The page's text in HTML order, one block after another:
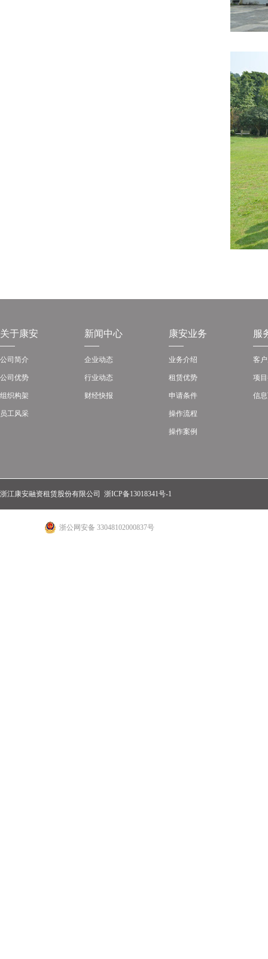
关于康安
公司简介
公司优势
组织构架
员工风采
新闻中心
企业动态
行业动态
财经快报
康安业务
业务介绍
租赁优势
申请条件
操作流程
操作案例
服
客
项
信
浙江康安融资租赁股份有限公司 浙ICP备13018341号-1
浙公网安备 33048102000837号